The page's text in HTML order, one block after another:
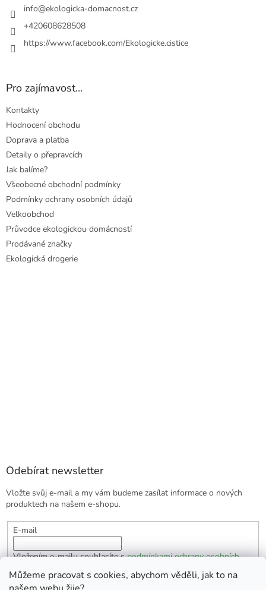
Můžeme pracovat s cookies, abychom věděli, jak to na
info@ekologicka-domacnost.cz
+420608628508
https://www.facebook.com/Ekologicke.cistice
Pro zajímavost...
Kontakty
Hodnocení obchodu
Doprava a platba
Detaily o přepravcích
Jak balíme?
Všeobecné obchodní podmínky
Podmínky ochrany osobních údajů
Velkoobchod
Průvodce ekologickou domácností
Prodávané značky
Ekologická drogerie
Odebírat newsletter
Vložte svůj e-mail a my vám budeme zasílat informace o nových
produktech na našem e-shopu.
E-mail
Vložením e-mailu souhlasíte spodmínkami ochrany osobních
údajů